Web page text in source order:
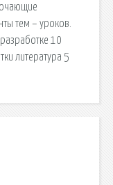
тем – уроков.
разработке 10
литература 5